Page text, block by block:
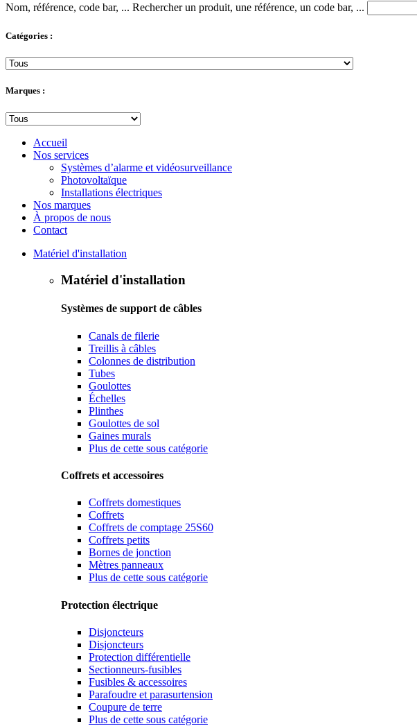
Nom, référence, code bar, ... Rechercher un produit, une référence, un code bar, ...
Catégories :
Marques :
Accueil
Nos services
Systèmes d’alarme et vidéosurveillance
Photovoltaïque
Installations électriques
Nos marques
À propos de nous
Contact
Matériel d'installation
Matériel d'installation
Systèmes de support de câbles
Canals de filerie
Treillis à câbles
Colonnes de distribution
Tubes
Goulottes
Échelles
Plinthes
Goulottes de sol
Gaines murals
Plus de cette sous catégorie
Coffrets et accessoires
Coffrets domestiques
Coffrets
Coffrets de comptage 25S60
Coffrets petits
Bornes de jonction
Mètres panneaux
Plus de cette sous catégorie
Protection électrique
Disjoncteurs
Disjoncteurs
Protection différentielle
Sectionneurs-fusibles
Fusibles & accessoires
Parafoudre et parasurtension
Coupure de terre
Plus de cette sous catégorie